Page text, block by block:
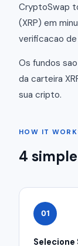
CryptoSwap
(XRP) em
verificacao
Os fundos
da carteira
sua cripto.
HOW IT
4
01
Selecione